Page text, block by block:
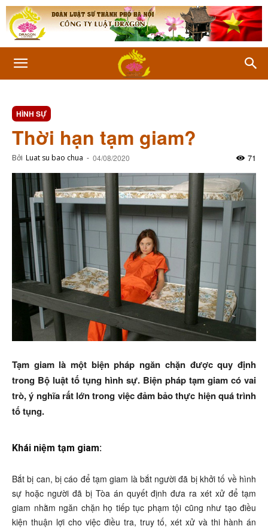
HÌNH SỰ
Thời hạn tạm giam?
Bởi Luat su bao chua - 04/08/2020 71
Tạm giam là một biện pháp ngăn chặn được quy định
trong Bộ luật tố tụng hình sự. Biện pháp tạm giam có vai
trò, ý nghĩa rất lớn trong việc đảm bảo thực hiện quá trình
tố tụng.
Khái niệm tạm giam:
Bắt bị can, bị cáo để tạm giam là bắt người đã bị khởi tố về hình
sự hoặc người đã bị Tòa án quyết định đưa ra xét xử để tạm
giam nhằm ngăn chặn họ tiếp tục phạm tội cũng như tạo điều
kiện thuận lợi cho việc điều tra, truy tố, xét xử và thi hành án